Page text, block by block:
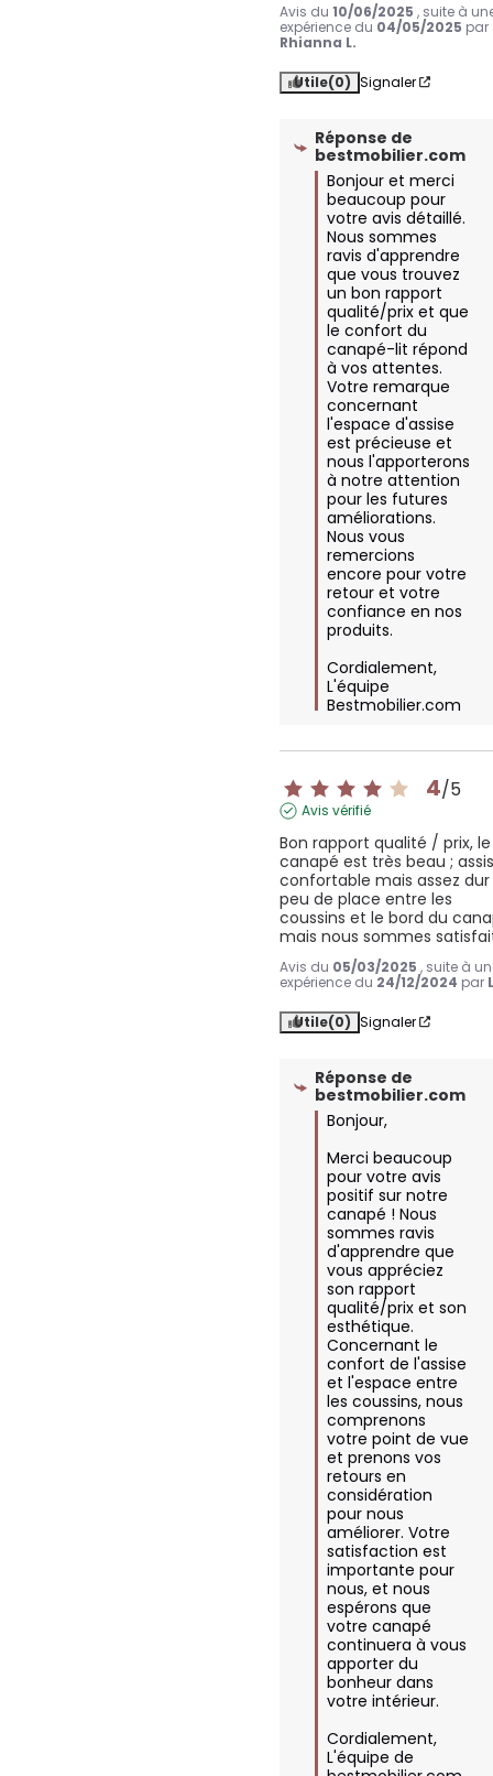
Avis du10/06/2025 , suite à
expérience du 04/05/2025 par
Rhianna L.
Utile(0) Signaler
Réponse de
bestmobilier.com
Bonjour et merci
beaucoup pour
votre avis détaillé.
Nous sommes
ravis d'apprendre
que vous trouvez
un bon rapport
qualité/prix et que
le confort du
canapé-lit répond
à vos attentes.
Votre remarque
concernant
l'espace d'assise
est précieuse et
nous l'apporterons
à notre attention
pour les futures
améliorations.
Nous vous
remercions
encore pour votre
retour et votre
confiance en nos
produits.
Cordialement,
L'équipe
Bestmobilier.com
4/5
Avis vérifié
Bon rapport qualité / prix, le
canapé est très beau ;
confortable mais assez
peu de place entre les
coussins et le bord du
mais nous sommes
Avis du 05/03/2025 , suite à
expérience du 24/12/2024 par
Utile(0) Signaler
Réponse de
bestmobilier.com
Bonjour,
Merci beaucoup
pour votre avis
positif sur notre
canapé ! Nous
sommes ravis
d'apprendre que
vous appréciez
son rapport
qualité/prix et son
esthétique.
Concernant le
confort de l'assise
et l'espace entre
les coussins, nous
comprenons
votre point de vue
et prenons vos
retours en
considération
pour nous
améliorer. Votre
satisfaction est
importante pour
nous, et nous
espérons que
votre canapé
continuera à vous
apporter du
bonheur dans
votre intérieur.
Cordialement,
L'équipe de